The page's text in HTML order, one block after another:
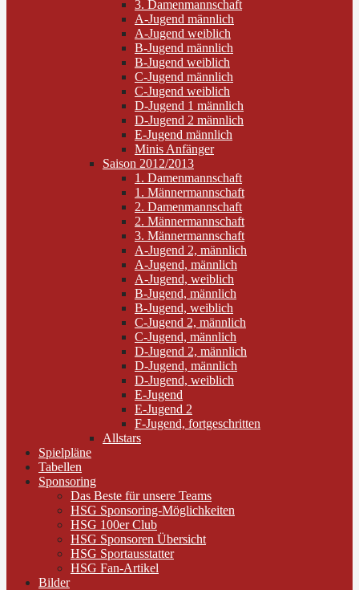
3. Damenmannschaft
A-Jugend männlich
A-Jugend weiblich
B-Jugend männlich
B-Jugend weiblich
C-Jugend männlich
C-Jugend weiblich
D-Jugend 1 männlich
D-Jugend 2 männlich
E-Jugend männlich
Minis Anfänger
Saison 2012/2013
1. Damenmannschaft
1. Männermannschaft
2. Damenmannschaft
2. Männermannschaft
3. Männermannschaft
A-Jugend 2, männlich
A-Jugend, männlich
A-Jugend, weiblich
B-Jugend, männlich
B-Jugend, weiblich
C-Jugend 2, männlich
C-Jugend, männlich
D-Jugend 2, männlich
D-Jugend, männlich
D-Jugend, weiblich
E-Jugend
E-Jugend 2
F-Jugend, fortgeschritten
Allstars
Spielpläne
Tabellen
Sponsoring
Das Beste für unsere Teams
HSG Sponsoring-Möglichkeiten
HSG 100er Club
HSG Sponsoren Übersicht
HSG Sportausstatter
HSG Fan-Artikel
Bilder